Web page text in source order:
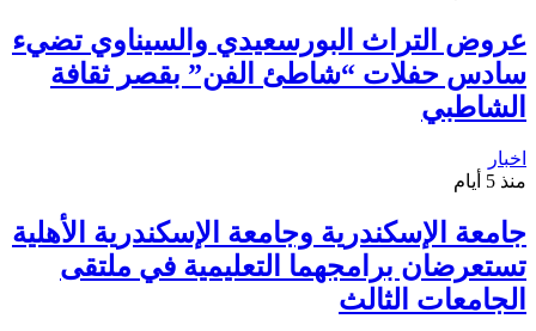
عروض التراث البورسعيدي والسيناوي تضيء
سادس حفلات “شاطئ الفن” بقصر ثقافة
الشاطبي
اخبار
منذ 5 أيام
جامعة الإسكندرية وجامعة الإسكندرية الأهلية
تستعرضان برامجهما التعليمية في ملتقى
الجامعات الثالث